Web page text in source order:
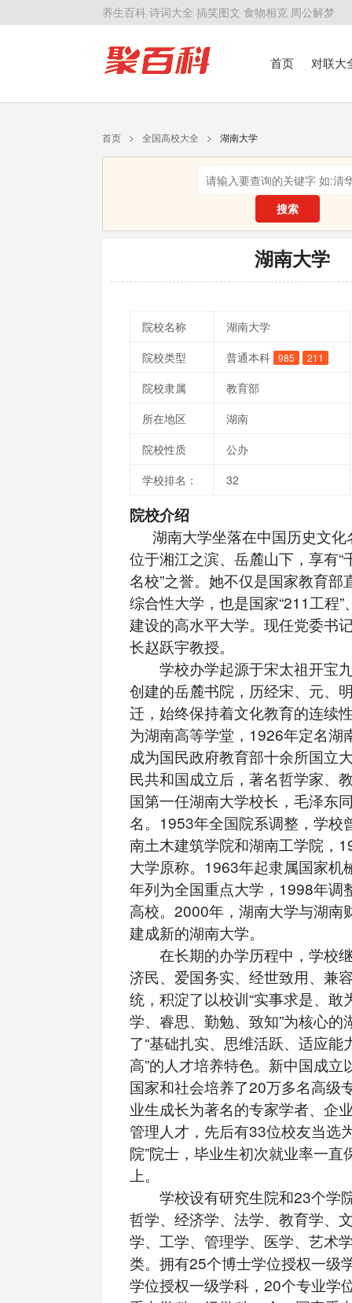
养生百科 诗词大全 搞笑图文 食物相克 周公解梦
首页
对联大
首页 > 全国高校大全 > 湖南大学
搜索
湖南大学
院校名称
湖南大学
院校类型
普通本科 985 211
院校隶属
教育部
所在地区
湖南
院校性质
公办
学校排名：
32
院校介绍
湖南大学坐落在中国历史文化
位于湘江之滨、岳麓山下，享有“
名校”之誉。她不仅是国家教育部
综合性大学，也是国家“211工程”
建设的高水平大学。现任党委书
长赵跃宇教授。
学校办学起源于宋太祖开宝
创建的岳麓书院，历经宋、元、
迁，始终保持着文化教育的连续
为湖南高等学堂，1926年定名湖
成为国民政府教育部十余所国立
民共和国成立后，著名哲学家、
国第一任湖南大学校长，毛泽东
名。1953年全国院系调整，学校
南土木建筑学院和湖南工学院，
大学原称。1963年起隶属国家机
年列为全国重点大学，1998年调
高校。2000年，湖南大学与湖南
建成新的湖南大学。
在长期的办学历程中，学校继
济民、爱国务实、经世致用、兼
统，积淀了以校训“实事求是、敢
学、睿思、勤勉、致知”为核心的
了“基础扎实、思维活跃、适应能
高”的人才培养特色。新中国成立
国家和社会培养了20万多名高级
业生成长为著名的专家学者、企
管理人才，先后有33位校友当选
院”院士，毕业生初次就业率一直
上。
学校设有研究生院和23个学
哲学、经济学、法学、教育学、
学、工学、管理学、医学、艺术
类。拥有25个博士学位授权一级
学位授权一级学科，20个专业学